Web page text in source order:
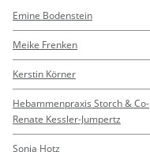
Emine Bodenstein
Meike Frenken
Kerstin Körner
Hebammenpraxis Storch & Co-
Renate Kessler-Jumpertz
Sonja Hotz